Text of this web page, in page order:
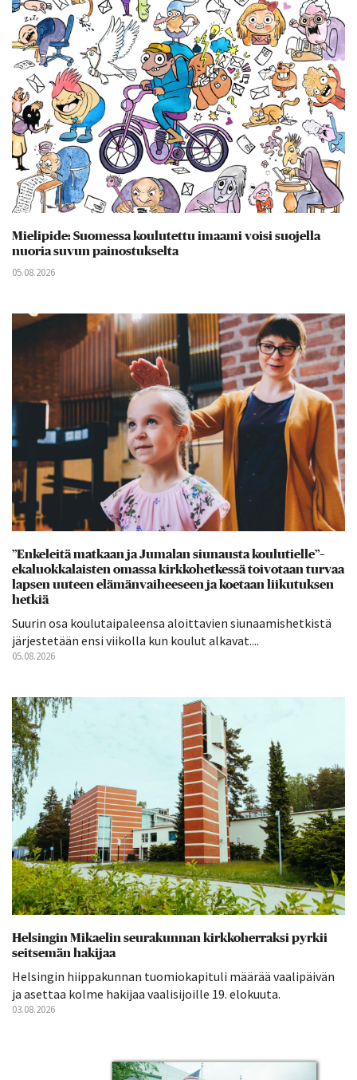
Mielipide: Suomessa koulutettu imaami voisi suojella
nuoria suvun painostukselta
05.08.2026
”Enkeleitä matkaan ja Jumalan siunausta koulutielle”–
ekaluokkalaisten omassa kirkkohetkessä toivotaan turvaa
lapsen uuteen elämänvaiheeseen ja koetaan liikutuksen
hetkiä
Suurin osa koulutaipaleensa aloittavien siunaamishetkistä
järjestetään ensi viikolla kun koulut alkavat....
05.08.2026
Helsingin Mikaelin seurakunnan kirkkoherraksi pyrkii
seitsemän hakijaa
Helsingin hiippakunnan tuomiokapituli määrää vaalipäivän
ja asettaa kolme hakijaa vaalisijoille 19. elokuuta.
03.08.2026